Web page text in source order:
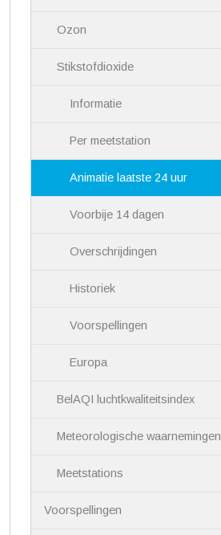
Ozon
Stikstofdioxide
Informatie
Per meetstation
Animatie laatste 24 uur
Voorbije 14 dagen
Overschrijdingen
Historiek
Voorspellingen
Europa
BelAQI luchtkwaliteitsindex
Meteorologische waarnemingen
Meetstations
Voorspellingen